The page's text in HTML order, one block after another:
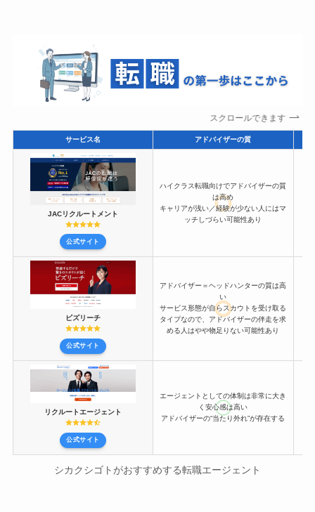
スクロールできます
サービス名 アドバイザーの質
JACリクルートメント
公式サイト
ハイクラス転職向けでアドバイザーの質
は高め
キャリアが浅い／経験が少ない人にはマ
ッチしづらい可能性あり
ビズリーチ
公式サイト
アドバイザー＝ヘッドハンターの質は高
い
サービス形態が自らスカウトを受け取る
タイプなので、アドバイザーの伴走を求
める人はやや物足りない可能性あり
リクルートエージェント
公式サイト
エージェントとしての体制は非常に大き
く安心感は高い
アドバイザーの“当たり外れ”が存在する
シカクシゴトがおすすめする転職エージェント